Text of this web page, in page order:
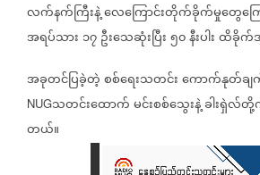
လက်နက်ကြီးနဲ့လေကြောင်းတိုက်ခိုက်မှုတွေကြ
အရပ်သား ၁၇ဦးသေဆုံးပြီး၅၀နီးပါးထိခိုက်
အခုတင်ပြခဲ့တဲ့စစ်ရေးသတင်းကောက်နုတ်ခ
NUGသတင်းထောက်မင်းစစ်သွေးနဲ့ခါးရှဲလ်တို့
တယ်။